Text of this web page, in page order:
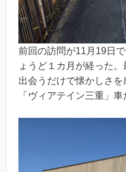
前回の訪問が11月19日
ょうど１カ月が経った
出会うだけで懐かしさ
「ヴィアテイン三重」車